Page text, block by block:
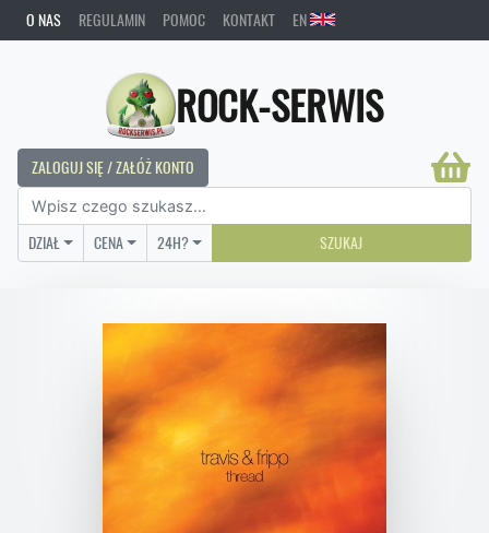
O NAS REGULAMIN POMOC KONTAKT EN
ROCK-SERWIS
ZALOGUJ SIĘ / ZAŁÓŻ KONTO
DZIAŁ CENA 24H? SZUKAJ